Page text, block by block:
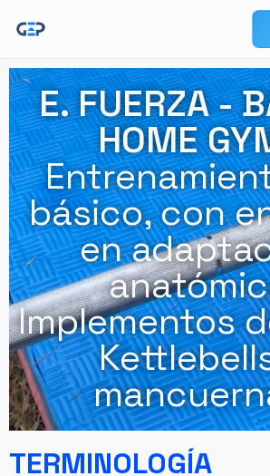
E. FUERZA -
HOME
básico, con
en
Implementos
TERMINOLOGÍA